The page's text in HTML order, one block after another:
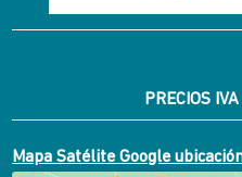
PRECIOS
Mapa Satélite Google